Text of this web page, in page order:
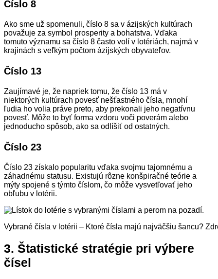
Číslo 8
Ako sme už spomenuli, číslo 8 sa v ázijských kultúrach
považuje za symbol prosperity a bohatstva. Vďaka
tomuto významu sa číslo 8 často volí v lotériách, najmä v
krajinách s veľkým počtom ázijských obyvateľov.
Číslo 13
Zaujímavé je, že napriek tomu, že číslo 13 má v
niektorých kultúrach povesť nešťastného čísla, mnohí
ľudia ho volia práve preto, aby prekonali jeho negatívnu
povesť. Môže to byť forma vzdoru voči poverám alebo
jednoducho spôsob, ako sa odlíšiť od ostatných.
Číslo 23
Číslo 23 získalo popularitu vďaka svojmu tajomnému a
záhadnému statusu. Existujú rôzne konšpiračné teórie a
mýty spojené s týmto číslom, čo môže vysvetľovať jeho
obľubu v lotérii.
Vybrané čísla v lotérii – Ktoré čísla majú najväčšiu šancu?
3. Štatistické stratégie pri výbere
čísel